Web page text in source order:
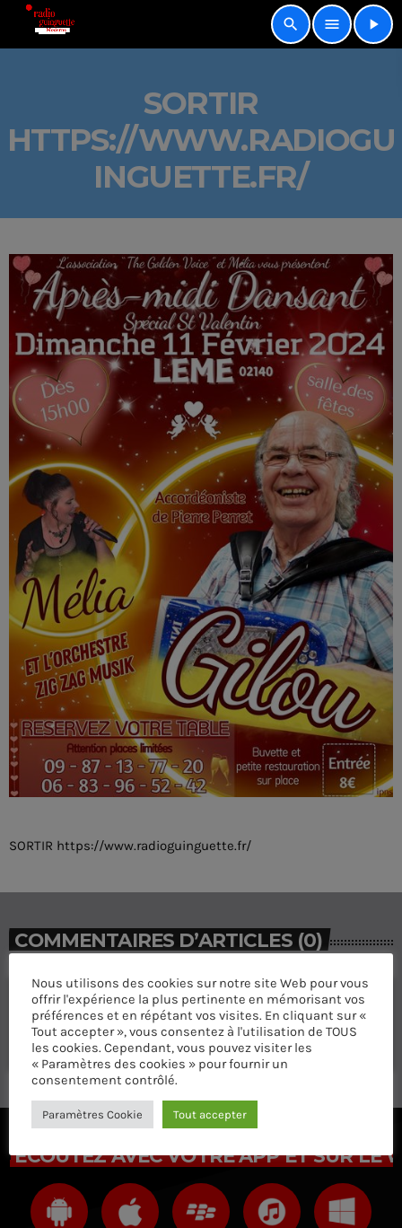
search menu play_arrow
SORTIR
HTTPS://WWW.RADIOGU
INGUETTE.FR/
SORTIR https://www.radioguinguette.fr/
COMMENTAIRES D’ARTICLES (0)
Laisser une réponse
Vous devez être connecté pour ajouter un commentaire.
Connectez-vous maintenant
ÉCOUTEZ AVEC VOTRE APP ET SUR LE
Nous utilisons des cookies sur notre site Web pour vous
offrir l'expérience la plus pertinente en mémorisant vos
préférences et en répétant vos visites. En cliquant sur «
Tout accepter », vous consentez à l'utilisation de TOUS
les cookies. Cependant, vous pouvez visiter les
« Paramètres des cookies » pour fournir un
consentement contrôlé.
Paramètres Cookie Tout accepter